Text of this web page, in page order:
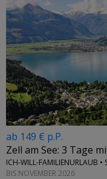
ab 149 € p.P.
Zell am See: 3 Tage
ICH-WILL-FAMILIENURLAUB •
BIS NOVEMBER 2026